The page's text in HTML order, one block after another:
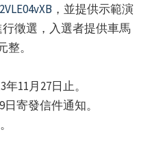
，並提供示範演
徵選，入選者提供車馬
。
11月27日止。
寄發信件通知。